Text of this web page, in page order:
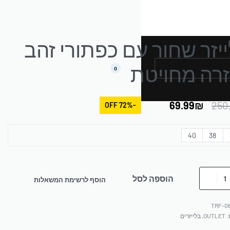
0
שחור עם כפתורי זהב
מחויטת
69.99₪
-72% OFF
38
40
הוספה לסל הוסף לרשימת המשאלות
TRF-
OUTLET
, בלייזרים